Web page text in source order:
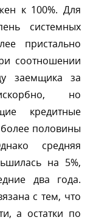
к 100%. Для
системных
пристально
соотношении
заемщика за
но
кредитные
более половины
средняя
на 5%,
два года.
с тем, что
а остатки по